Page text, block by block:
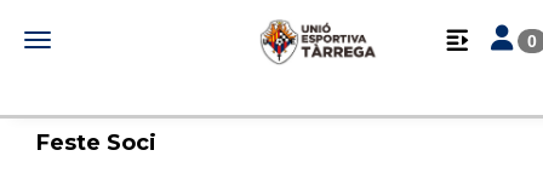
Toggle navigation 0
Feste Soci